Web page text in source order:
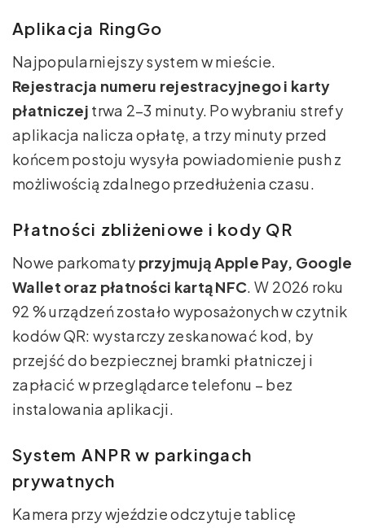
Aplikacja RingGo
Najpopularniejszy system w mieście.
Rejestracja numeru rejestracyjnego i karty
płatniczej trwa 2–3 minuty. Po wybraniu strefy
aplikacja nalicza opłatę, a trzy minuty przed
końcem postoju wysyła powiadomienie push z
możliwością zdalnego przedłużenia czasu.
Płatności zbliżeniowe i kody QR
Nowe parkomaty przyjmują Apple Pay, Google
Wallet oraz płatności kartą NFC. W 2026 roku
92 % urządzeń zostało wyposażonych w czytnik
kodów QR: wystarczy zeskanować kod, by
przejść do bezpiecznej bramki płatniczej i
zapłacić w przeglądarce telefonu – bez
instalowania aplikacji.
System ANPR w parkingach
prywatnych
Kamera przy wjeździe odczytuje tablicę